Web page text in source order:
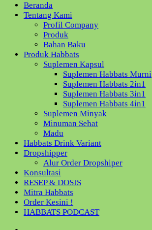
Beranda
Tentang Kami
Profil Company
Produk
Bahan Baku
Produk Habbats
Suplemen Kapsul
Suplemen Habbats Murni
Suplemen Habbats 2in1
Suplemen Habbats 3in1
Suplemen Habbats 4in1
Suplemen Minyak
Minuman Sehat
Madu
Habbats Drink Variant
Dropshipper
Alur Order Dropshiper
Konsultasi
RESEP & DOSIS
Mitra Habbats
Order Kesini !
HABBATS PODCAST